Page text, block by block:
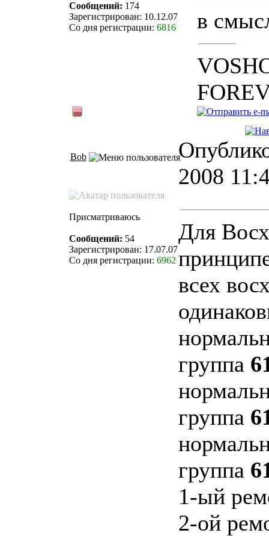
Сообщений: 174
Зарегистрирован: 10.12.07
Со дня регистрации: 6816
в
Bob
2008
Присматриваюсь
Сообщений: 54
Зарегистрирован: 17.07.07
Со дня регистрации: 6962
Для
всех
группа
группа
группа
1-ый
2-ой